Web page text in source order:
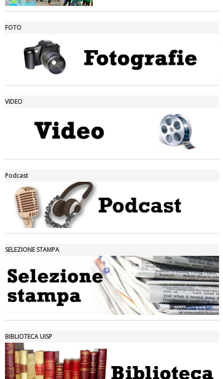
Ddl Lobby, Uisp: “Il Parlamento valorizzi le nostre specificità"
Tiziano Pesce nel Cda di Fondazione Terzjus: prima riunione a
FOTO
VIDEO
Podcast
SELEZIONE STAMPA
BIBLIOTECA UISP